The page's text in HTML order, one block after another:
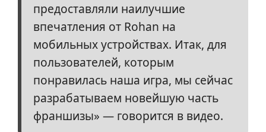
предоставляли наилучшие
впечатления от Rohan на
мобильных устройствах. Итак, для
пользователей, которым
понравилась наша игра, мы сейчас
разрабатываем новейшую часть
франшизы» — говорится в видео.